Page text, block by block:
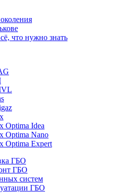
что нужно знать
ГБО
ГБО
систем
ГБО